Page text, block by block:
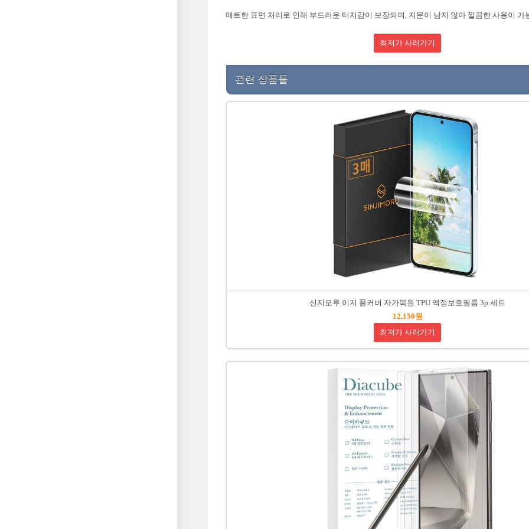
매트한 표면 처리로 인해 부드러운 터치감이 보장되며, 지문이 남지 않아 깔끔한 사용이 가
최저가 사러가기
관련 상품들
신지모루 이지 풀커버 자가복원 TPU 액정보호필름 3p 세트
12,150원
최저가 사러가기